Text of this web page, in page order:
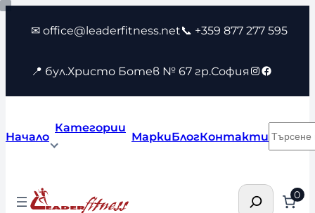
Към
съдържанието
✉ office@leaderfitness.net📞 +359 877 277 595
📍 бул.Христо Ботев № 67 гр.София Instagram
Facebook
Начало
Категории
МаркиБлогКонтакти
Търсене 0